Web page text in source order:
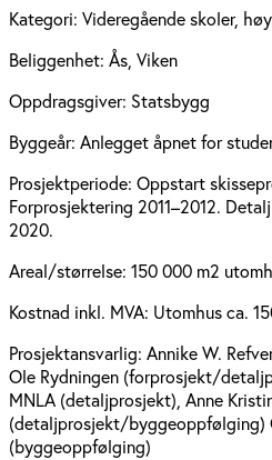
Kategori: Videregående skoler,
Beliggenhet: Ås, Viken
Oppdragsgiver: Statsbygg
Byggeår: Anlegget åpnet for
Prosjektperiode: Oppstart
Forprosjektering 2011–2012.
2020.
Areal/størrelse: 150 000 m2
Kostnad inkl. MVA: Utomhus ca.
Prosjektansvarlig: Annike W.
Ole Rydningen (forprosjekt/
MNLA (detaljprosjekt), Anne
(detaljprosjekt/byggeoppfølging)
(byggeoppfølging)